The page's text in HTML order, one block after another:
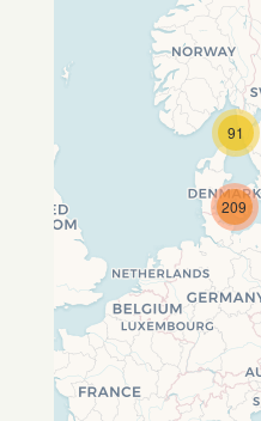
Travelers'
Wenn du
deine Seite
wurde,
209
91